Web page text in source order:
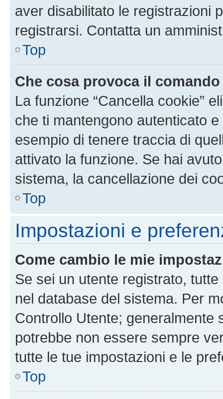
aver disabilitato le registrazioni
registrarsi. Contatta un
Top
Che cosa provoca il
La funzione “Cancella cookie”
che ti mantengono autenticato
esempio di tenere traccia di
attivato la funzione. Se hai
sistema, la cancellazione dei
Top
Impostazioni e
Come cambio le mie
Se sei un utente registrato,
nel database del sistema. Per
Controllo Utente; generalmente
potrebbe non essere sempre
tutte le tue impostazioni e le
Top